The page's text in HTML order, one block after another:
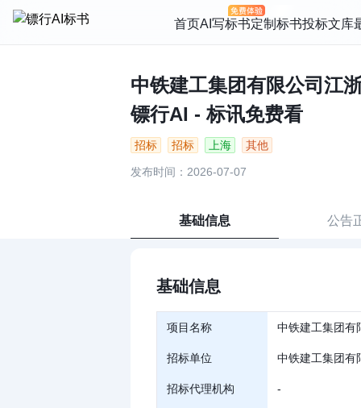
首页AI写标书定制标书投标文库
中铁建工集团有限公司江
镖行AI - 标讯免费看
招标 招标 上海 其他
发布时间：2026-07-07
基础信息 公告
基础信息
项目名称 中铁建工集团有
招标单位 中铁建工集团有
招标代理机构 -